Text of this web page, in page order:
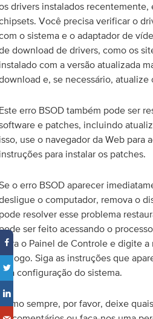
drivers instalados
Você precisa verificar o
o sistema e o adaptador de
download de drivers, como os
com a versão atualizada
e, se necessário,
erro BSOD também pode ser
e patches, incluindo
use o navegador da Web para
para instalar os patches.
o erro BSOD aparecer
o computador, remova o
resolver esse problema
ser feito acessando o
o Painel de Controle e digite
Siga as instruções que
configuração do sistema.
sempre, por favor, deixe